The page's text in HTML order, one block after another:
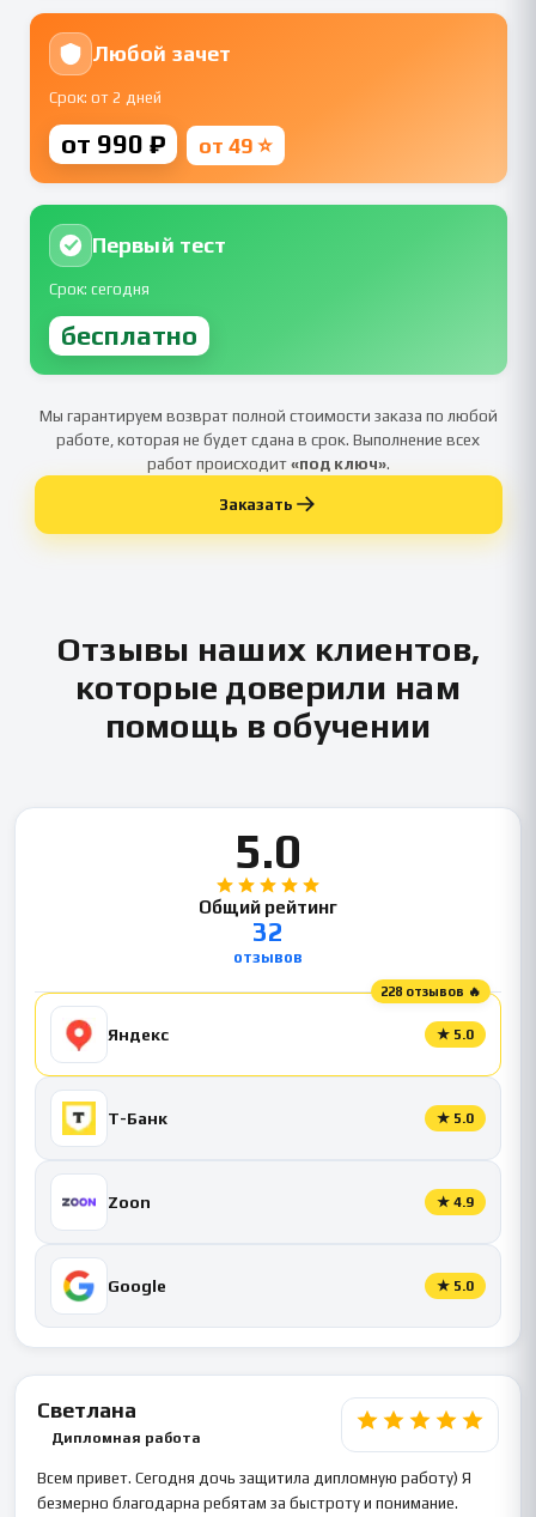
Любой зачет
Срок: от 2 дней
от 990 ₽ от 49 ⭐
Первый тест
Срок: сегодня
бесплатно
Мы гарантируем возврат полной стоимости заказа по любой
работе, которая не будет сдана в срок. Выполнение всех
работ происходит«под ключ».
Заказать
Отзывы наших клиентов,
которые доверили нам
помощь в обучении
5.0
Общий рейтинг
32
отзывов
228 отзывов 🔥
Яндекс ★ 5.0
Т-Банк ★ 5.0
Zoon ★ 4.9
Google ★ 5.0
Светлана
Дипломная работа
Всем привет. Сегодня дочь защитила дипломную работу) Я
безмерно благодарна ребятам за быстроту и понимание.